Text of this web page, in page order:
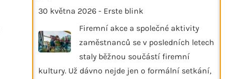
30 května 2026 - Erste blink
Firemní akce a společné aktivity
zaměstnanců se v posledních letech
staly běžnou součástí firemní
kultury. Už dávno nejde jen o formální setkání,